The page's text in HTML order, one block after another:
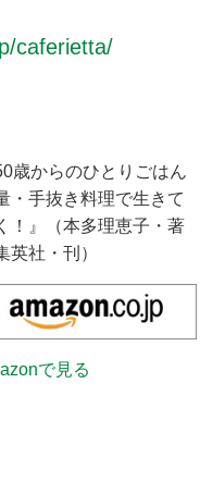
caferietta/
歳からのひとりごはん
・手抜き料理で生きて
！』（本多理恵子・著
英社・刊）
で見る